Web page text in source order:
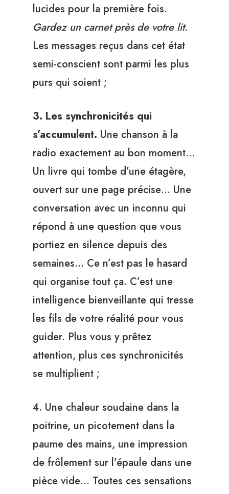
lucides pour la première fois.
Gardez un carnet près de votre lit.
Les messages reçus dans cet état
semi-conscient sont parmi les plus
purs qui soient ;
3. Les synchronicités qui
s’accumulent. Une chanson à la
radio exactement au bon moment…
Un livre qui tombe d’une étagère,
ouvert sur une page précise… Une
conversation avec un inconnu qui
répond à une question que vous
portiez en silence depuis des
semaines… Ce n’est pas le hasard
qui organise tout ça. C’est une
intelligence bienveillante qui tresse
les fils de votre réalité pour vous
guider. Plus vous y prêtez
attention, plus ces synchronicités
se multiplient ;
4. Une chaleur soudaine dans la
poitrine, un picotement dans la
paume des mains, une impression
de frôlement sur l’épaule dans une
pièce vide… Toutes ces sensations